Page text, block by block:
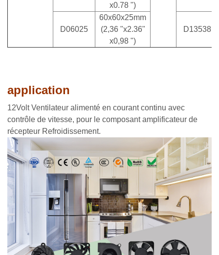
x0.78 ")
D06025
60x60x25mm
(2,36 "x2.36"
x0,98 ")
D13538
application
12Volt Ventilateur alimenté en courant continu avec
contrôle de vitesse, pour le composant amplificateur de
récepteur Refroidissement.